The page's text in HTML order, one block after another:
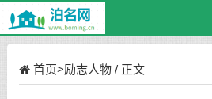
首页>励志人物/ 正文